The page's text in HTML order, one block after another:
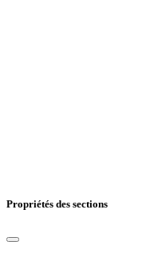
Propriétés des sections